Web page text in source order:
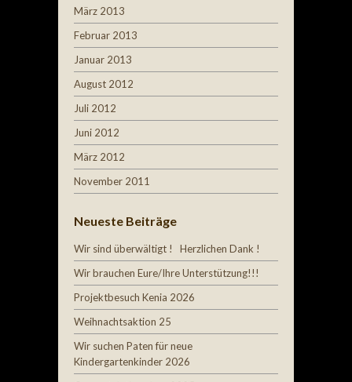
März 2013
Februar 2013
Januar 2013
August 2012
Juli 2012
Juni 2012
März 2012
November 2011
Neueste Beiträge
Wir sind überwältigt ! Herzlichen Dank !
Wir brauchen Eure/Ihre Unterstützung!!!
Projektbesuch Kenia 2026
Weihnachtsaktion 25
Wir suchen Paten für neue
Kindergartenkinder 2026